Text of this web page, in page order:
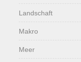
Landschaft
Makro
Meer